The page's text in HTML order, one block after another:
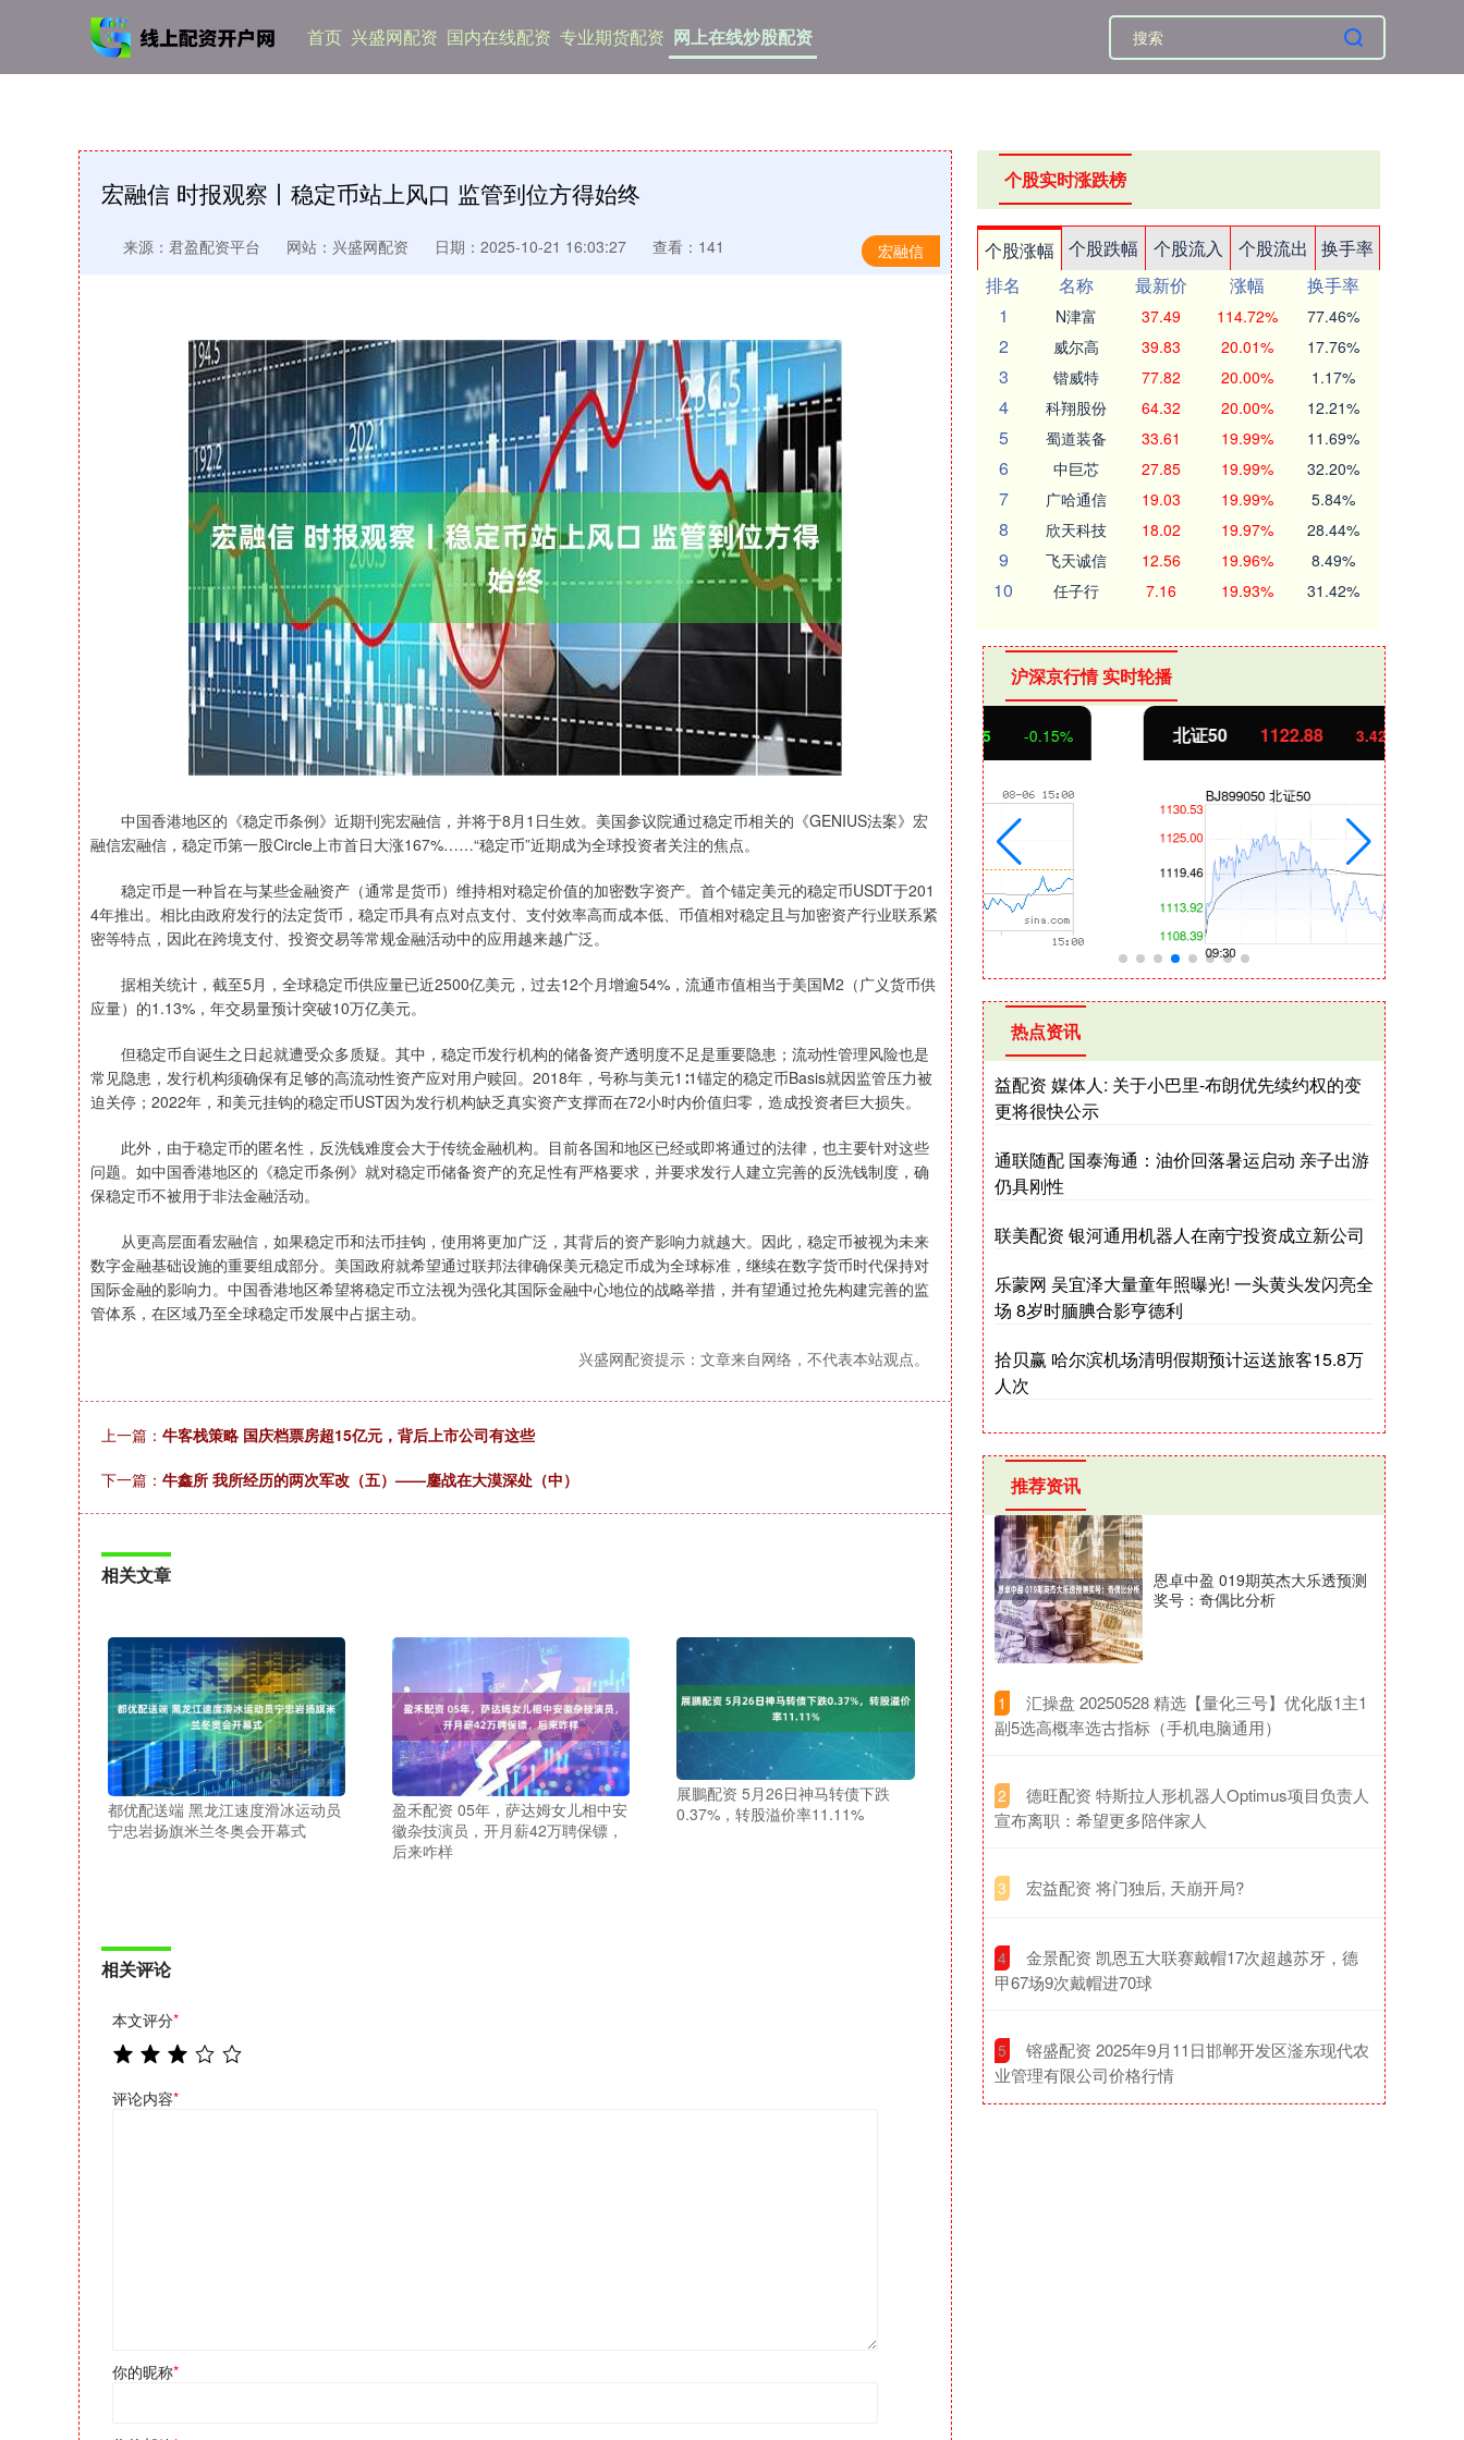
首页 兴盛网配资 国内在线配资 专业期货配资 网上在线炒股配资
宏融信 时报观察丨稳定币站上风口 监管到位方得始终
宏融信
来源：君盈配资平台 网站：兴盛网配资 日期：2025-10-21 16:03:27 查看：141
中国香港地区的《稳定币条例》近期刊宪宏融信，并将于8月1日生效。美国参议院通过稳定币相关的《GENIUS法案》宏
融信宏融信，稳定币第一股Circle上市首日大涨167%……“稳定币”近期成为全球投资者关注的焦点。
稳定币是一种旨在与某些金融资产（通常是货币）维持相对稳定价值的加密数字资产。首个锚定美元的稳定币USDT于201
4年推出。相比由政府发行的法定货币，稳定币具有点对点支付、支付效率高而成本低、币值相对稳定且与加密资产行业联系紧
密等特点，因此在跨境支付、投资交易等常规金融活动中的应用越来越广泛。
据相关统计，截至5月，全球稳定币供应量已近2500亿美元，过去12个月增逾54%，流通市值相当于美国M2（广义货币供
应量）的1.13%，年交易量预计突破10万亿美元。
但稳定币自诞生之日起就遭受众多质疑。其中，稳定币发行机构的储备资产透明度不足是重要隐患；流动性管理风险也是
常见隐患，发行机构须确保有足够的高流动性资产应对用户赎回。2018年，号称与美元1∶1锚定的稳定币Basis就因监管压力被
迫关停；2022年，和美元挂钩的稳定币UST因为发行机构缺乏真实资产支撑而在72小时内价值归零，造成投资者巨大损失。
此外，由于稳定币的匿名性，反洗钱难度会大于传统金融机构。目前各国和地区已经或即将通过的法律，也主要针对这些
问题。如中国香港地区的《稳定币条例》就对稳定币储备资产的充足性有严格要求，并要求发行人建立完善的反洗钱制度，确
保稳定币不被用于非法金融活动。
从更高层面看宏融信，如果稳定币和法币挂钩，使用将更加广泛，其背后的资产影响力就越大。因此，稳定币被视为未来
数字金融基础设施的重要组成部分。美国政府就希望通过联邦法律确保美元稳定币成为全球标准，继续在数字货币时代保持对
国际金融的影响力。中国香港地区希望将稳定币立法视为强化其国际金融中心地位的战略举措，并有望通过抢先构建完善的监
管体系，在区域乃至全球稳定币发展中占据主动。
兴盛网配资提示：文章来自网络，不代表本站观点。
上一篇： 牛客栈策略 国庆档票房超15亿元，背后上市公司有这些
下一篇： 牛鑫所 我所经历的两次军改（五）——鏖战在大漠深处（中）
相关文章
都优配送端 黑龙江速度滑冰运动员
宁忠岩扬旗米兰冬奥会开幕式
盈禾配资 05年，萨达姆女儿相中安
徽杂技演员，开月薪42万聘保镖，
后来咋样
展鵬配资 5月26日神马转债下跌
0.37%，转股溢价率11.11%
相关评论
本文评分*
评论内容*
你的昵称*
个股实时涨跌榜
个股涨幅 个股跌幅 个股流入 个股流出
换手率
排名
名称 最新价 涨幅
换手率
1
N津富 37.49 114.72% 77.46%
2 威尔高 39.83 20.01% 17.76%
3 锴威特 77.82 20.00% 1.17%
4 科翔股份 64.32 20.00% 12.21%
5 蜀道装备 33.61 19.99% 11.69%
6 中巨芯 27.85 19.99% 32.20%
7 广哈通信 19.03 19.99% 5.84%
8 欣天科技 18.02 19.97% 28.44%
9 飞天诚信 12.56 19.96% 8.49%
10 任子行 7.16 19.93% 31.42%
沪深京行情 实时轮播
14110.12 -34.08 -0.24% 沪深300 4651.31 -6.85 北证50 1122.88 3.42 0.30%
热点资讯
益配资 媒体人: 关于小巴里-布朗优先续约权的变
更将很快公示
通联随配 国泰海通：油价回落暑运启动 亲子出游
仍具刚性
联美配资 银河通用机器人在南宁投资成立新公司
乐蒙网 吴宜泽大量童年照曝光! 一头黄头发闪亮全
场 8岁时腼腆合影亨德利
拾贝赢 哈尔滨机场清明假期预计运送旅客15.8万
人次
推荐资讯
恩卓中盈 019期英杰大乐透预测
奖号：奇偶比分析
1
​汇操盘 20250528 精选【量化三号】优化版1主1
副5选高概率选古指标（手机电脑通用）
2
​德旺配资 特斯拉人形机器人Optimus项目负责人
宣布离职：希望更多陪伴家人
3 ​宏益配资 将门独后, 天崩开局?
4
​金景配资 凯恩五大联赛戴帽17次超越苏牙，德
甲67场9次戴帽进70球
5
​镕盛配资 2025年9月11日邯郸开发区滏东现代农
业管理有限公司价格行情